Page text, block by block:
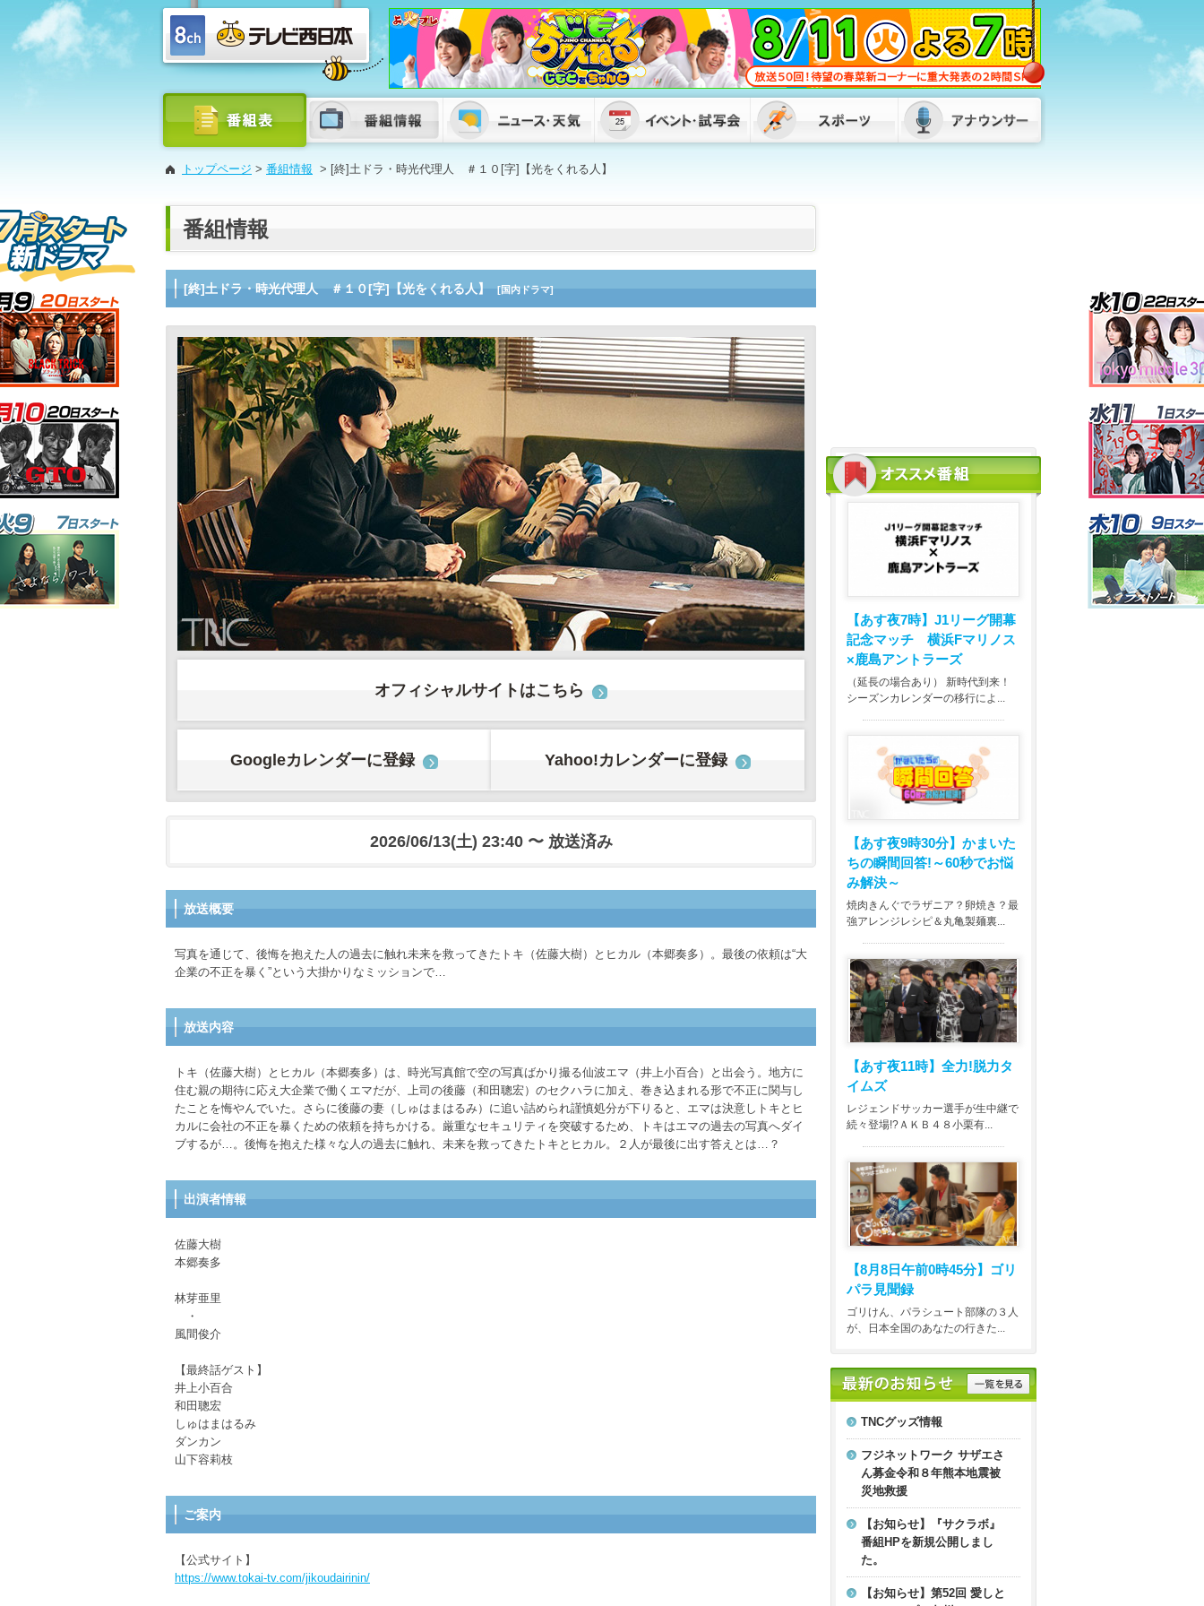
きょう午後4時49分～ 「記者のチカ
ラ」は… 2026/08/07 09:00
「倉庫から爆発音」目撃者から通報 倉
庫と住宅計4棟を全焼 1棟は空き家との
情報も 福岡・柳川市 2026/08/06
19:20
トップページ > 番組情報 > [終]土ドラ・時光代理人 ＃１０[字]【光をくれる人】
番組情報
[終]土ドラ・時光代理人 ＃１０[字]【光をくれる人】 [国内ドラマ]
オフィシャルサイトはこちら
Googleカレンダーに登録 Yahoo!カレンダーに登録
2026/06/13(土) 23:40 〜 放送済み
放送概要
写真を通じて、後悔を抱えた人の過去に触れ未来を救ってきたトキ（佐藤大樹）とヒカル（本郷奏多）。最後の依頼は“大
企業の不正を暴く”という大掛かりなミッションで…
放送内容
トキ（佐藤大樹）とヒカル（本郷奏多）は、時光写真館で空の写真ばかり撮る仙波エマ（井上小百合）と出会う。地方に
住む親の期待に応え大企業で働くエマだが、上司の後藤（和田聰宏）のセクハラに加え、巻き込まれる形で不正に関与し
たことを悔やんでいた。さらに後藤の妻（しゅはまはるみ）に追い詰められ謹慎処分が下りると、エマは決意しトキとヒ
カルに会社の不正を暴くための依頼を持ちかける。厳重なセキュリティを突破するため、トキはエマの過去の写真へダイ
ブするが…。後悔を抱えた様々な人の過去に触れ、未来を救ってきたトキとヒカル。２人が最後に出す答えとは…？
出演者情報
佐藤大樹
本郷奏多
林芽亜里
・
風間俊介
【最終話ゲスト】
井上小百合
和田聰宏
しゅはまはるみ
ダンカン
山下容莉枝
ご案内
【公式サイト】
https://www.tokai-tv.com/jikoudairinin/
【あす夜7時】 J1リーグ開幕
記念マッチ 横浜Fマリノス
×鹿島アントラーズ
（延長の場合あり） 新時代到来！
シーズンカレンダーの移行によ...
【あす夜9時30分】 かまいた
ちの瞬間回答!～60秒でお悩
み解決～
焼肉きんぐでラザニア？卵焼き？最
強アレンジレシピ＆丸亀製麺裏...
【あす夜11時】 全力!脱力タ
イムズ
レジェンドサッカー選手が生中継で
続々登場!?ＡＫＢ４８小栗有...
【8月8日午前0時45分】
ゴリ
パラ見聞録
ゴリけん、パラシュート部隊の３人
が、日本全国のあなたの行きた...
TNCグッズ情報
フジネットワーク サザエさ
ん募金令和８年熊本地震被
災地救援
【お知らせ】『サクラボ』
番組HPを新規公開しまし
た。
【お知らせ】第52回 愛しと